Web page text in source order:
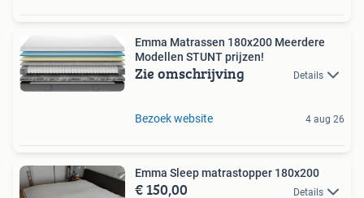
Emma Matrassen 180x200 Meerdere
Modellen STUNT prijzen!
Zie omschrijving Details
Bezoek website 4 aug 26
Emma Sleep matrastopper 180x200
€ 150,00 Details